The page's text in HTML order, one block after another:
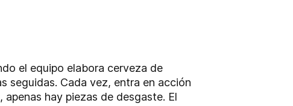
el equipo elabora cerveza de
seguidas. Cada vez, entra en acción
hay piezas de desgaste. El